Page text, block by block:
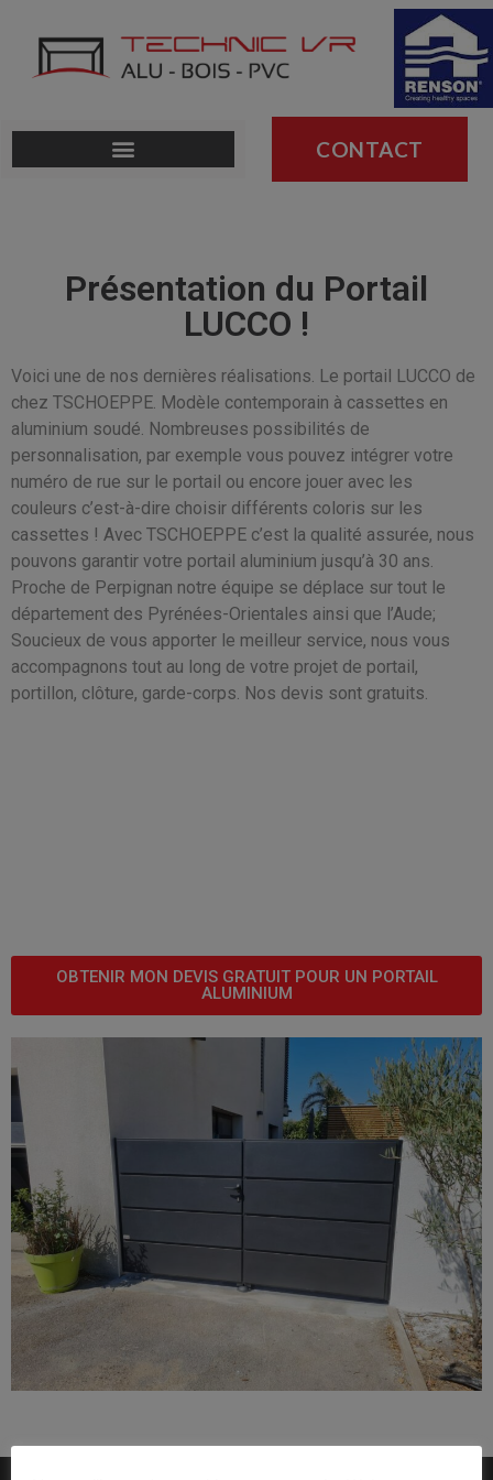
CONTACT
Présentation du Portail
LUCCO !
Voici une de nos dernières réalisations. Le portail LUCCO de
chez TSCHOEPPE. Modèle contemporain à cassettes en
aluminium soudé. Nombreuses possibilités de
personnalisation, par exemple vous pouvez intégrer votre
numéro de rue sur le portail ou encore jouer avec les
couleurs c’est-à-dire choisir différents coloris sur les
cassettes ! Avec TSCHOEPPE c’est la qualité assurée, nous
pouvons garantir votre portail aluminium jusqu’à 30 ans.
Proche de Perpignan notre équipe se déplace sur tout le
département des Pyrénées-Orientales ainsi que l’Aude;
Soucieux de vous apporter le meilleur service, nous vous
accompagnons tout au long de votre projet de portail,
portillon, clôture, garde-corps. Nos devis sont gratuits.
OBTENIR MON DEVIS GRATUIT POUR UN PORTAIL
ALUMINIUM